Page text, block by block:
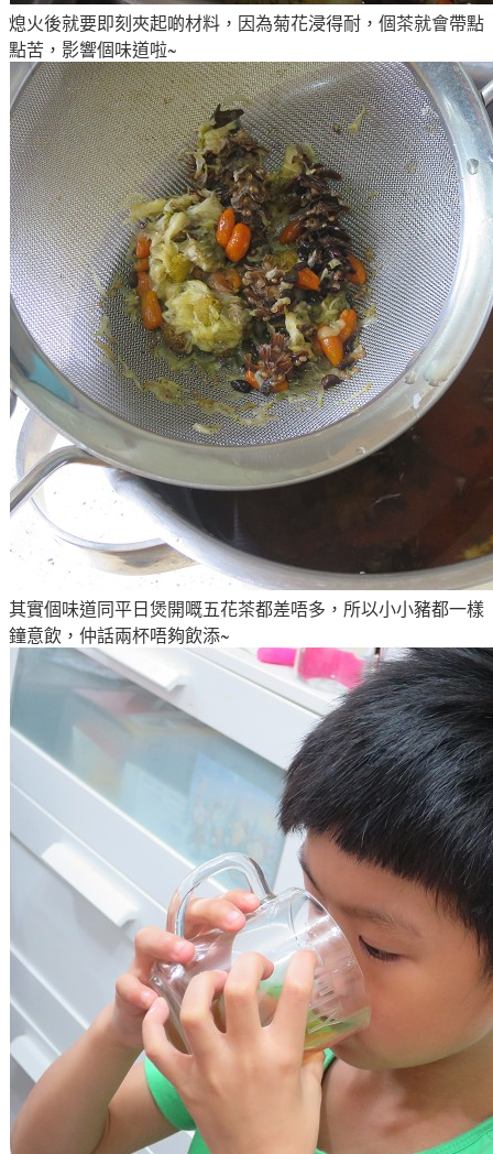
熄火後就要即刻夾起啲材料，因為菊花浸得耐，個茶就會帶點
點苦 ，影響個味道啦~
其實個味道同平日煲開嘅五花茶都差唔多 ，所以小小豬都一樣
鐘意飲 ，仲話兩杯唔夠飲添~